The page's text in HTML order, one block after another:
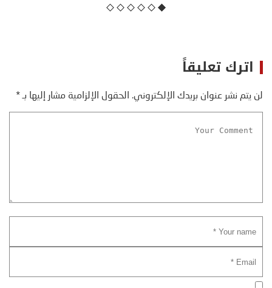
اترك تعليقاً
لن يتم نشر عنوان بريدك الإلكتروني. الحقول الإلزامية مشار إليها بـ*